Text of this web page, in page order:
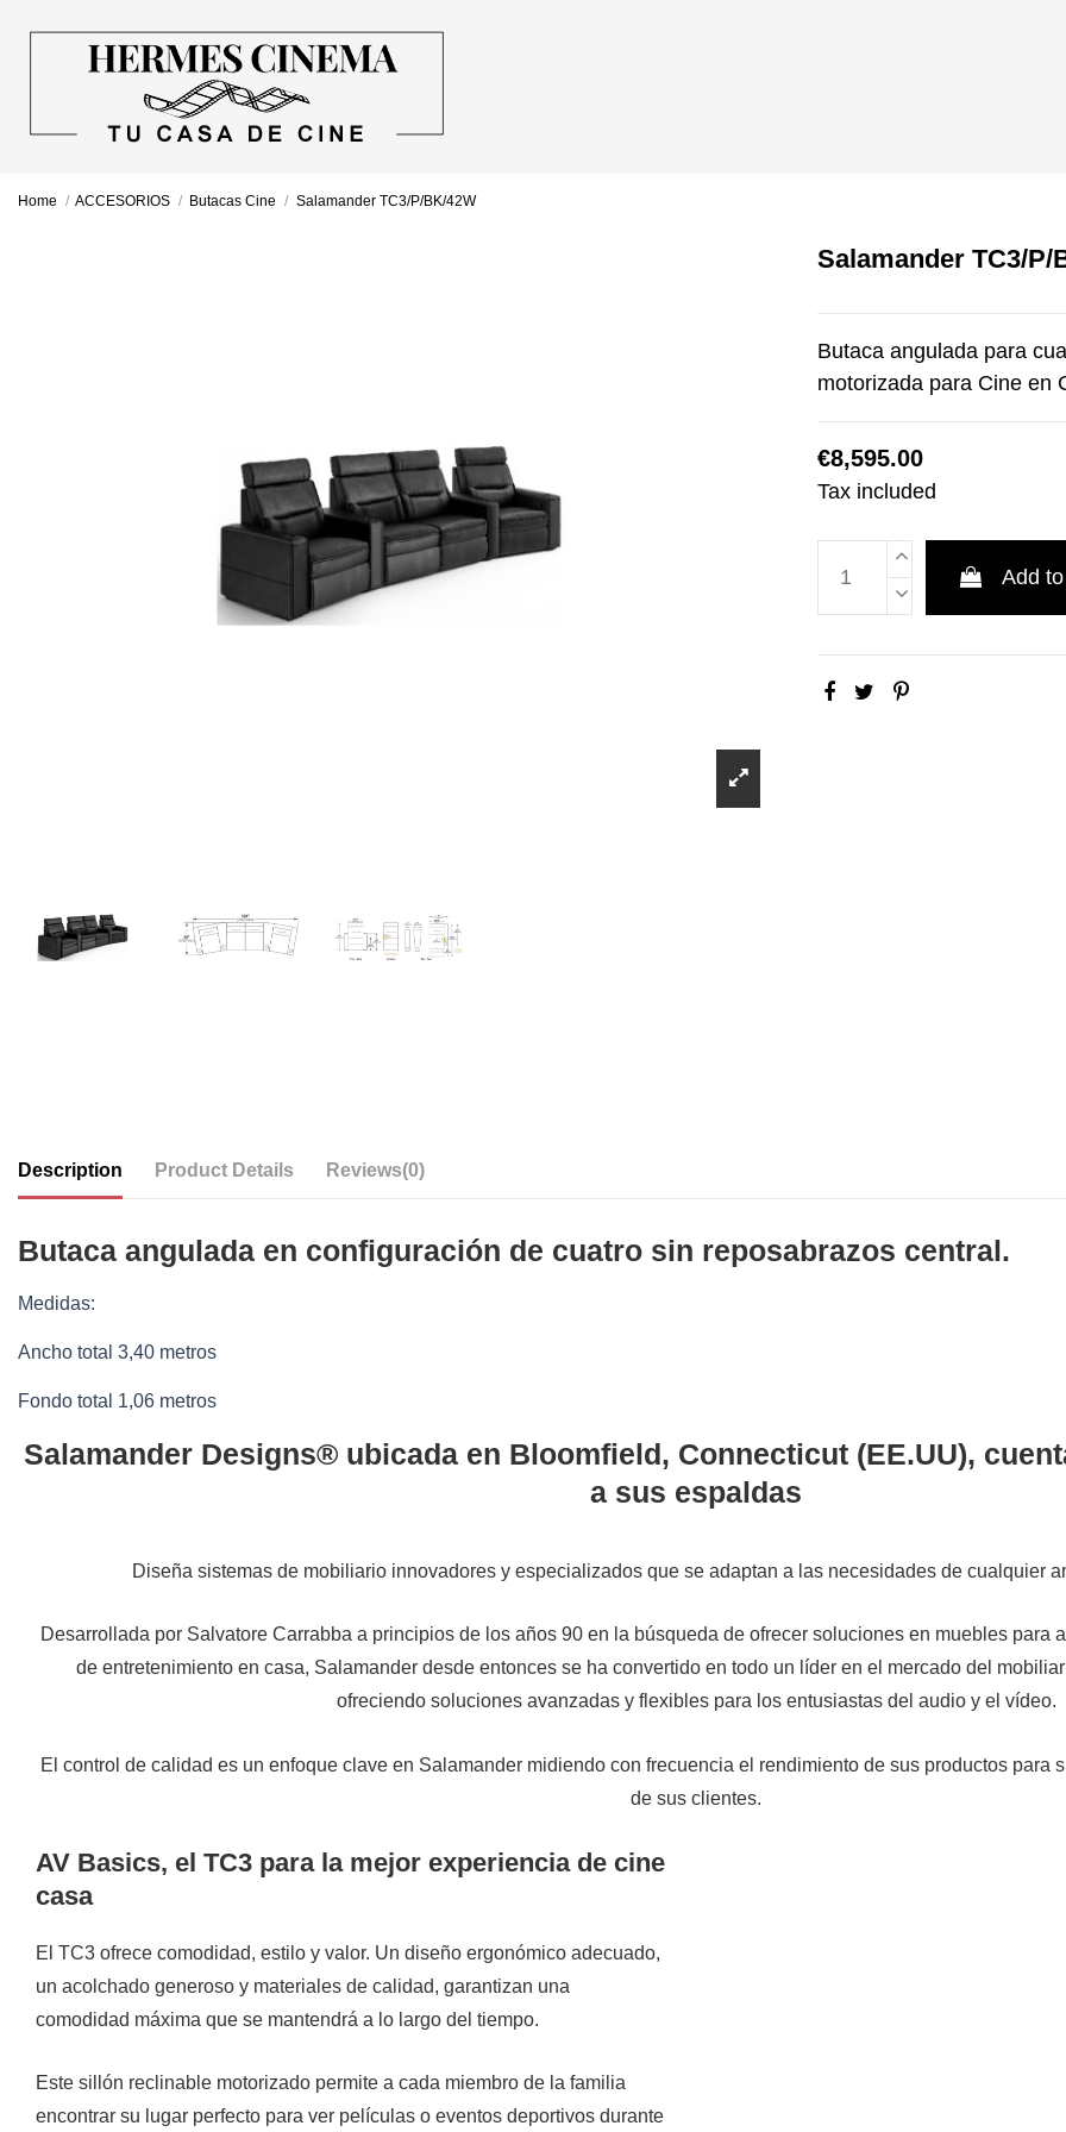
Home ACCESORIOS Butacas Cine Salamander TC3/P/BK/42W
Salamander TC3/P/
Butaca angulada para
motorizada para Cine en
€8,595.00
Tax included
Add
Description Product Details Reviews(0)
Butaca angulada en configuración de cuatro sin reposabrazos central.
Medidas:
Ancho total 3,40 metros
Fondo total 1,06 metros
Salamander Designs® ubicada en Bloomfield, Connecticut (EE.UU),
a sus espaldas
Diseña sistemas de mobiliario innovadores y especializados que se adaptan a las necesidades de cualquier
Desarrollada por Salvatore Carrabba a principios de los años 90 en la búsqueda de ofrecer soluciones en muebles para
de entretenimiento en casa, Salamander desde entonces se ha convertido en todo un líder en el mercado del
ofreciendo soluciones avanzadas y flexibles para los entusiastas del audio y el vídeo.
El control de calidad es un enfoque clave en Salamander midiendo con frecuencia el rendimiento de sus productos para
de sus clientes.
AV Basics, el TC3 para la mejor experiencia de cine
casa
El TC3 ofrece comodidad, estilo y valor. Un diseño ergonómico adecuado,
un acolchado generoso y materiales de calidad, garantizan una
comodidad máxima que se mantendrá a lo largo del tiempo.
Este sillón reclinable motorizado permite a cada miembro de la familia
encontrar su lugar perfecto para ver películas o eventos deportivos durante